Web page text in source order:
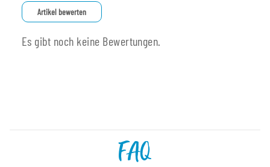
Artikel bewerten
Es gibt noch keine Bewertungen.
FAQ